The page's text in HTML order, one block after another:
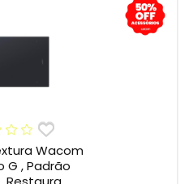
Wacom
G , Padrão